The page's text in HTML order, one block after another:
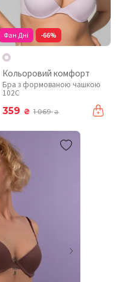
Фан Дні -66%
Кольоровий комфорт
Бра з формованою чашкою
102C
359 ₴ 1 069₴